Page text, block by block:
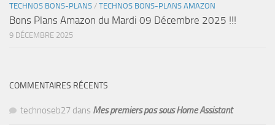
TECHNOS BONS-PLANS / TECHNOS BONS-PLANS AMAZON
Bons Plans Amazon du Mardi 09 Décembre 2025 !!!
9 DÉCEMBRE 2025
COMMENTAIRES RÉCENTS
technoseb27 dans Mes premiers pas sous Home Assistant